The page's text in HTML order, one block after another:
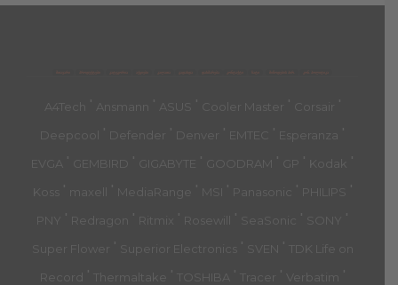
A4Tech ' Ansmann ' ASUS ' Cooler Master ' Corsair '
Deepcool ' Defender ' Denver ' EMTEC ' Esperanza '
EVGA ' GEMBIRD ' GIGABYTE ' GOODRAM ' GP ' Kodak '
Koss ' maxell ' MediaRange ' MSI ' Panasonic ' PHILIPS '
PNY ' Redragon ' Ritmix ' Rosewill ' SeaSonic ' SONY '
Super Flower ' Superior Electronics ' SVEN ' TDK Life on
Record ' Thermaltake ' TOSHIBA ' Tracer ' Verbatim '